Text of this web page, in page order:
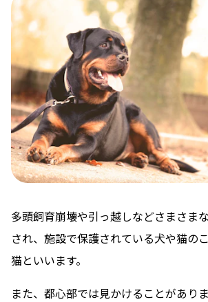
多頭飼育崩壊や引っ越しなどさまさま
され、施設で保護されている犬や猫の
猫といいます。
また、都心部では見かけることがあり